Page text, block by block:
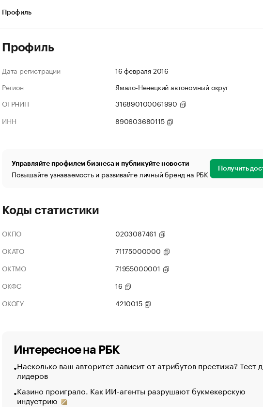
Профиль
Профиль
Дата регистрации
16 февраля 2016
Регион
Ямало-Ненецкий автономный округ
ОГРНИП
316890100061990
ИНН
890603680115
Управляйте профилем бизнеса и публикуйте новости
Повышайте узнаваемость и развивайте личный бренд на РБК Получить
Коды статистики
ОКПО
0203087461
ОКАТО
71175000000
ОКТМО
71955000001
ОКФС
16
ОКОГУ
4210015
Интересное на РБК
Насколько ваш авторитет зависит от атрибутов престижа? Тест
лидеров
Казино проиграло. Как ИИ-агенты разрушают букмекерскую
индустрию